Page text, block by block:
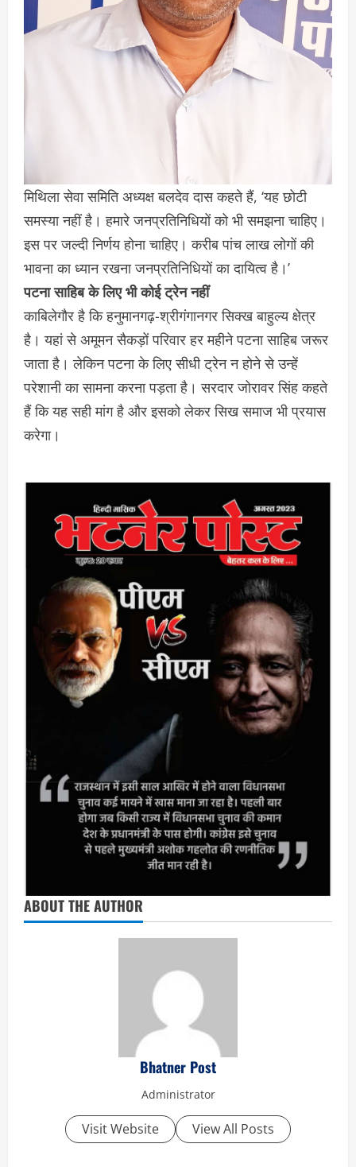
मिथिला सेवा समिति अध्यक्ष बलदेव दास कहते हैं, ‘यह छोटी
समस्या नहीं है। हमारे जनप्रतिनिधियों को भी समझना चाहिए।
इस पर जल्दी निर्णय होना चाहिए। करीब पांच लाख लोगों की
भावना का ध्यान रखना जनप्रतिनिधियों का दायित्व है।’
पटना साहिब के लिए भी कोई ट्रेन नहीं
काबिलेगौर है कि हनुमानगढ़-श्रीगंगानगर सिक्ख बाहुल्य क्षेत्र
है। यहां से अमूमन सैकड़ों परिवार हर महीने पटना साहिब जरूर
जाता है। लेकिन पटना के लिए सीधी ट्रेन न होने से उन्हें
परेशानी का सामना करना पड़ता है। सरदार जोरावर सिंह कहते
हैं कि यह सही मांग है और इसको लेकर सिख समाज भी प्रयास
करेगा।
ABOUT THE AUTHOR
Bhatner Post
Administrator
Visit Website View All Posts